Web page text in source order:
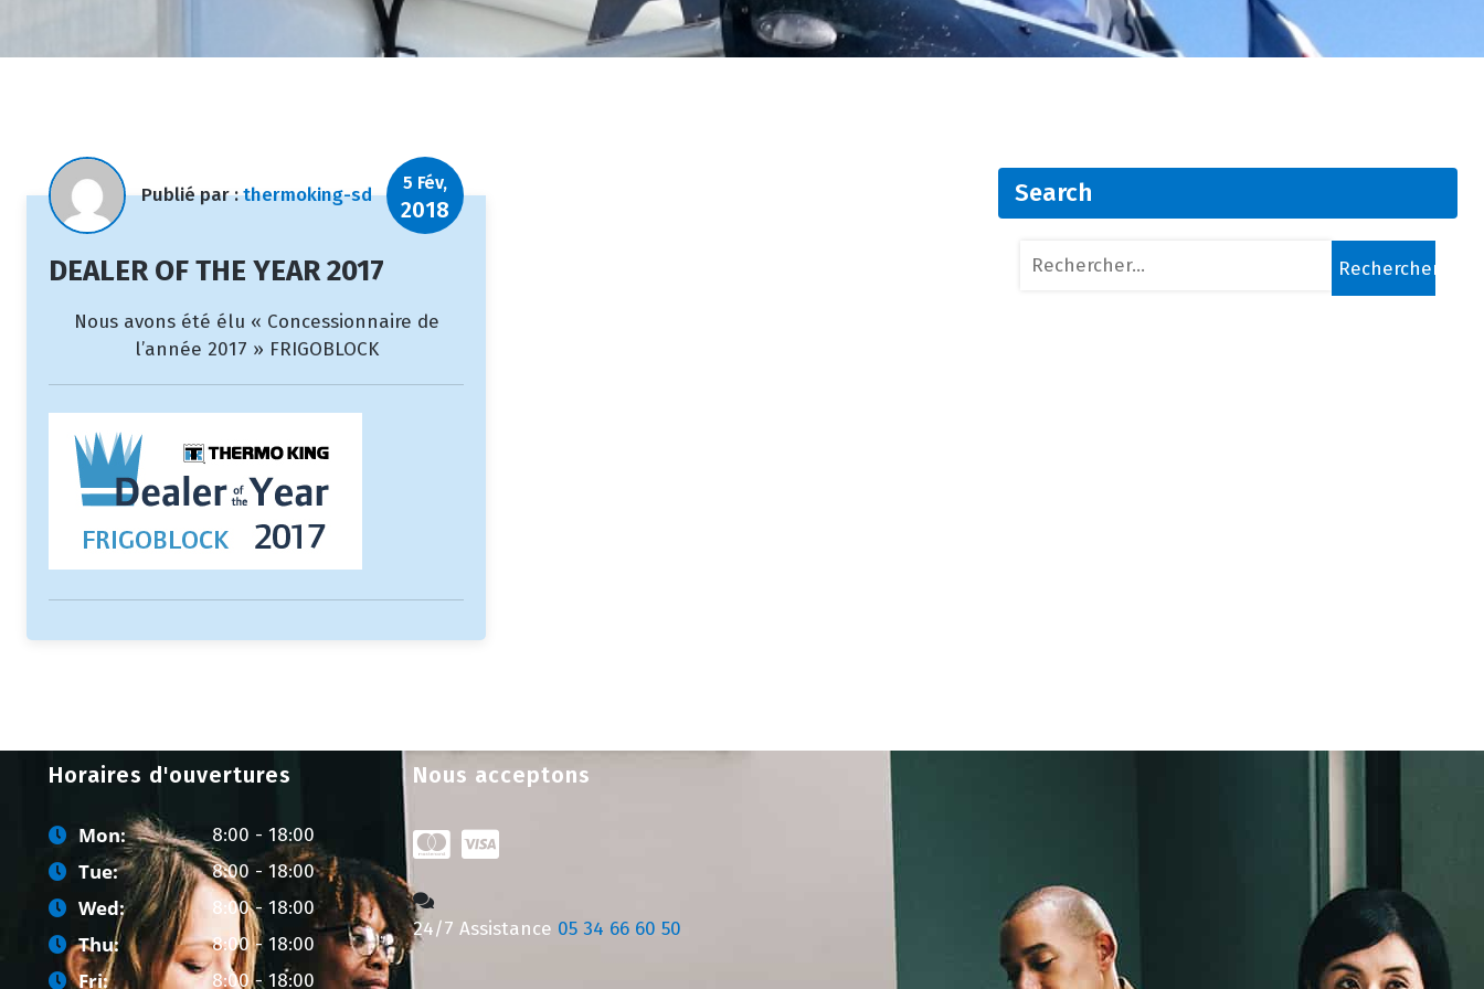
Publié par :thermoking-sd 5 Fév,
2018
DEALER OF THE YEAR 2017
Nous avons été élu « Concessionnaire de
l’année 2017 » FRIGOBLOCK
Search
Rechercher :
Horaires d'ouvertures
Mon: 8:00 - 18:00
Tue: 8:00 - 18:00
Wed: 8:00 - 18:00
Thu: 8:00 - 18:00
Fri: 8:00 - 18:00
Nous acceptons
24/7 Assistance 05 34 66 60 50